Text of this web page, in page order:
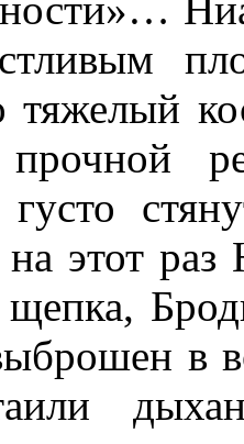
тяжелый
прочной
этот раз
в